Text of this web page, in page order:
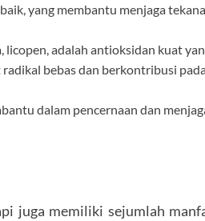
yang membantu menjaga
licopen, adalah antioksidan kuat
bebas dan berkontribusi
dalam pencernaan dan
juga memiliki sejumlah